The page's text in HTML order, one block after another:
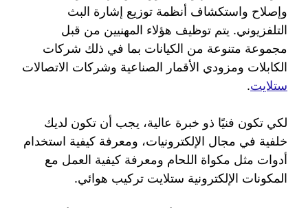
وإصلاح واستكشاف أنظمة توزيع إشارة البث
التلفزيوني. يتم توظيف هؤلاء المهنيين من قبل
مجموعة متنوعة من الكيانات بما في ذلك شركات
الكابلات ومزودي الأقمار الصناعية وشركات الاتصالات
ستلايت.
لكي تكون فنيًا ذو خبرة عالية، يجب أن تكون لديك
خلفية في مجال الإلكترونيات، ومعرفة كيفية استخدام
أدوات مثل مكواة اللحام ومعرفة كيفية العمل مع
المكونات الإلكترونية ستلايت تركيب هوائي.